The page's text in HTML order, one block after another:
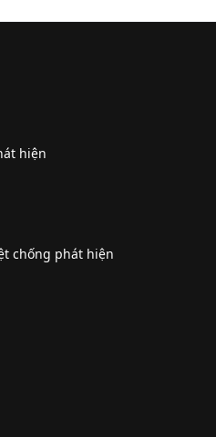
hiện
chống phát hiện